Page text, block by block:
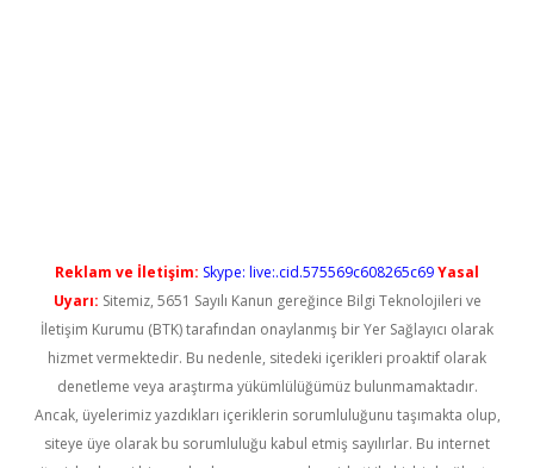
Reklam ve İletişim: Skype: live:.cid.575569c608265c69Yasal
Uyarı: Sitemiz, 5651 Sayılı Kanun gereğince Bilgi Teknolojileri ve
İletişim Kurumu (BTK) tarafından onaylanmış bir Yer Sağlayıcı olarak
hizmet vermektedir. Bu nedenle, sitedeki içerikleri proaktif olarak
denetleme veya araştırma yükümlülüğümüz bulunmamaktadır.
Ancak, üyelerimiz yazdıkları içeriklerin sorumluluğunu taşımakta olup,
siteye üye olarak bu sorumluluğu kabul etmiş sayılırlar. Bu internet